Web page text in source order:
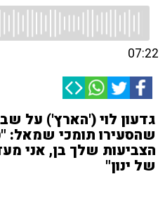
07:22
גדעון לוי ('הארץ') על
שהסעירו תומכי שמאל:
הצביעות שלך בן, אני
של ינון"